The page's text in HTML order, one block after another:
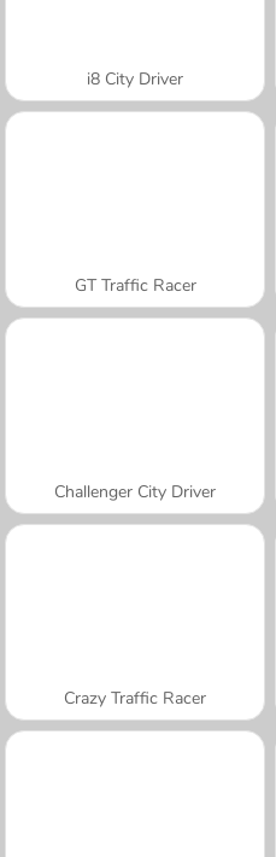
i8 City Driver
GT Traffic Racer
Challenger City Driver
Crazy Traffic Racer